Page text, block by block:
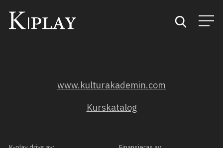
Kategorier
www.kulturakademin.com
Kurskatalog